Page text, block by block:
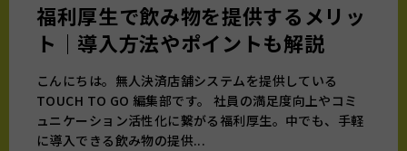
福利厚生で飲み物を提供するメリッ
ト｜導入方法やポイントも解説
こんにちは。無人決済店舗システムを提供している
TOUCH TO GO 編集部です。 社員の満足度向上やコミ
ュニケーション活性化に繋がる福利厚生。中でも、手軽
に導入できる飲み物の提供...